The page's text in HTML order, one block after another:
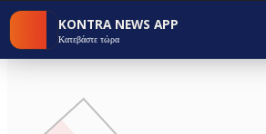
KONTRA NEWS APP
Κατεβάστε τώρα